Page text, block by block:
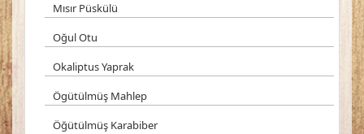
Mısır Püskülü
Oğul Otu
Okaliptus Yaprak
Ögütülmüş Mahlep
Öğütülmüş Karabiber